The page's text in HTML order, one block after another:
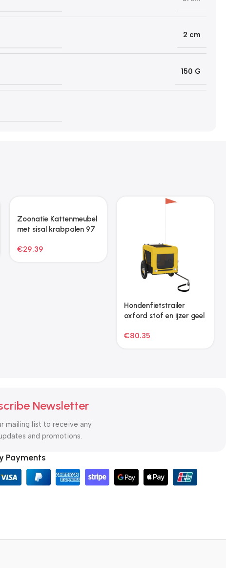
2 cm
150 G
Zoonatie Hondenmand
70x45x30 cm fluweel
€78.39
Newsletter
mailing list to receive any
and promotions.
Payments